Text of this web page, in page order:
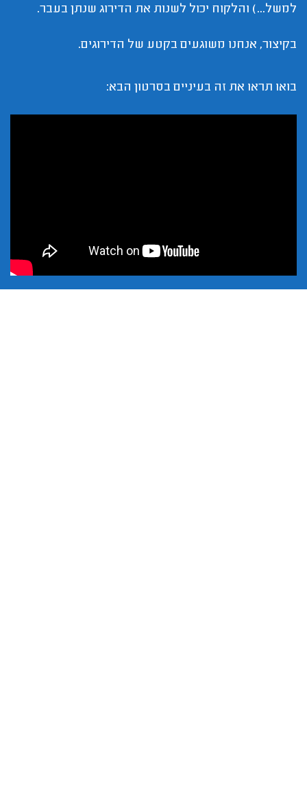
למשל...) והלקוח יכול לשנות את הדירוג שנתן בעבר.
בקיצור, אנחנו משוגעים בקטע של הדירוגים.
בואו תראו את זה בעיניים בסרטון הבא: